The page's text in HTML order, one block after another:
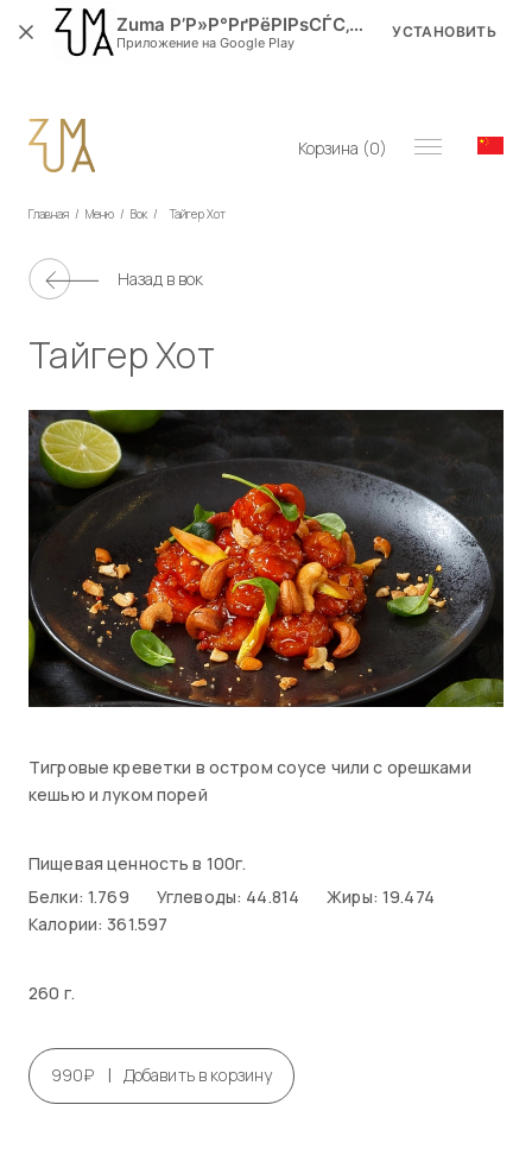
Корзина (0)
Главная / Меню / Вок / Тайгер Хот
Назад в вок
Тайгер Хот
Тигровые креветки в остром соусе чили с орешками
кешью и луком порей
Пищевая ценность в 100г.
Белки: 1.769
Углеводы: 44.814
Жиры: 19.474
Калории: 361.597
260 г.
990₽ | Добавить в корзину
Zuma Р’Р»Р°РґРёРІРѕСЃС‚РѕРє
Приложение на Google Play
УСТАНОВИТЬ